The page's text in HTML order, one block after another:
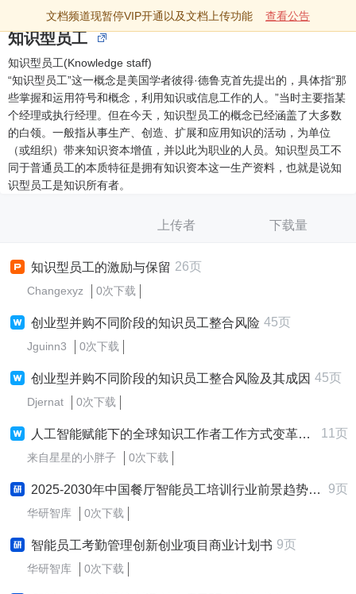
文档频道现暂停VIP开通以及文档上传功能 查看公告
知识型员工
知识型员工(Knowledge staff)
“知识型员工”这一概念是美国学者彼得·德鲁克首先提出的，具体指“那
些掌握和运用符号和概念，利用知识或信息工作的人。”当时主要指某
个经理或执行经理。但在今天，知识型员工的概念已经涵盖了大多数
的白领。一般指从事生产、创造、扩展和应用知识的活动，为单位
（或组织）带来知识资本增值，并以此为职业的人员。知识型员工不
同于普通员工的本质特征是拥有知识资本这一生产资料，也就是说知
识型员工是知识所有者。
上传者 下载量
知识型员工的激励与保留 26页
Changexyz 0次下载
创业型并购不同阶段的知识员工整合风险 45页
Jguinn3 0次下载
创业型并购不同阶段的知识员工整合风险及其成因 45页
Djernat 0次下载
人工智能赋能下的全球知识工作者工作方式变革研究 11页
来自星星的小胖子 0次下载
2025-2030年中国餐厅智能员工培训行业前景趋势预测及发展战略咨询报告 9页
华研智库 0次下载
智能员工考勤管理创新创业项目商业计划书 9页
华研智库 0次下载